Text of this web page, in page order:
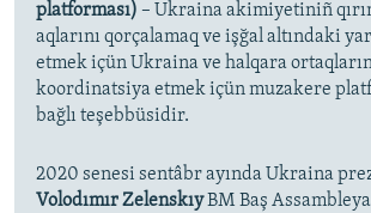
platforması) – Ukraina akimiyetiniñ
aqlarını qorçalamaq ve işğal altındaki
etmek içün Ukraina ve halqara
koordinatsiya etmek içün muzakere
bağlı teşebbüsidir.
2020 senesi sentâbr ayında Ukraina
Volodımır ZelenskıyBM Baş